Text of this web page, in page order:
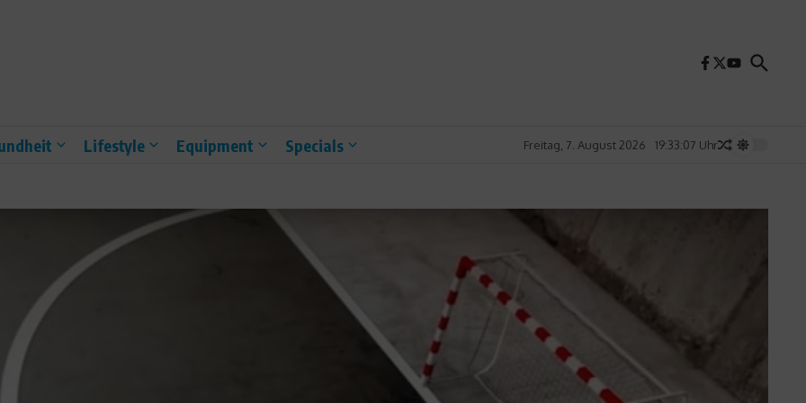
Lifestyle Equipment Specials Freitag, 7. August 2026 19:33:09 Uhr